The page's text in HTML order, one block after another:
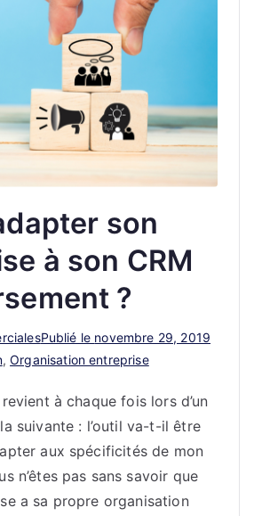
son
à son CRM
?
Publié le novembre 29, 2019
,Organisation entreprise
à chaque fois lors d’un
suivante : l’outil va-t-il être
aux spécificités de mon
n’êtes pas sans savoir que
a sa propre organisation